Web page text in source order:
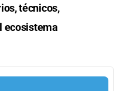
técnicos,
ecosistema